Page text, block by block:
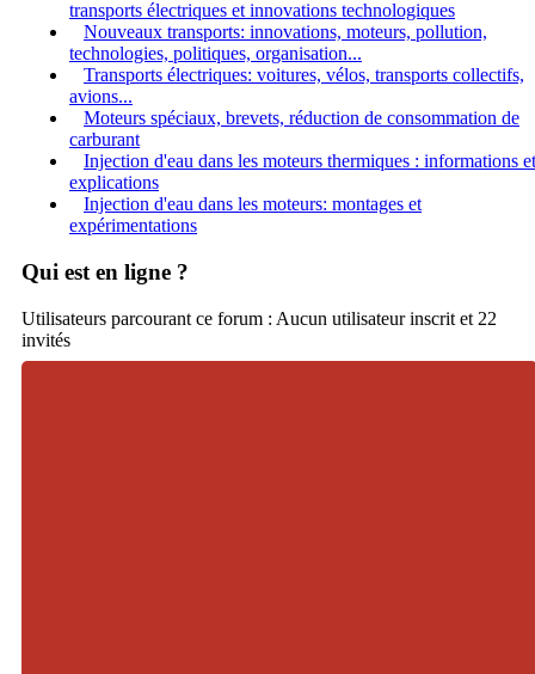
transports électriques et innovations technologiques
Nouveaux transports: innovations, moteurs, pollution,
technologies, politiques, organisation...
Transports électriques: voitures, vélos, transports collectifs,
avions...
Moteurs spéciaux, brevets, réduction de consommation de
carburant
Injection d'eau dans les moteurs thermiques : informations et
explications
Injection d'eau dans les moteurs: montages et
expérimentations
Qui est en ligne ?
Utilisateurs parcourant ce forum : Aucun utilisateur inscrit et 22
invités